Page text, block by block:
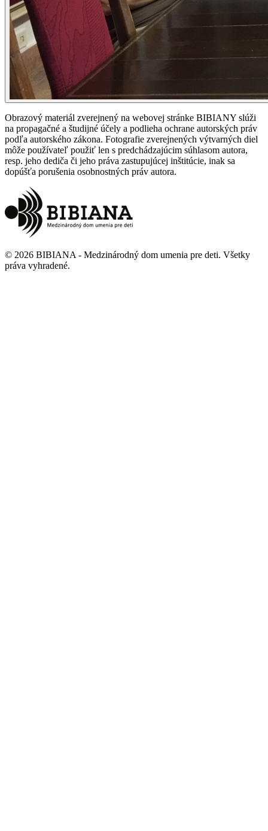
Obrazový materiál zverejnený na webovej stránke BIBIANY slúži
na propagačné a študijné účely a podlieha ochrane autorských práv
podľa autorského zákona. Fotografie zverejnených výtvarných diel
môže používateľ použiť len s predchádzajúcim súhlasom autora,
resp. jeho dediča či jeho práva zastupujúcej inštitúcie, inak sa
dopúšťa porušenia osobnostných práv autora.
© 2026 BIBIANA - Medzinárodný dom umenia pre deti. Všetky
práva vyhradené.